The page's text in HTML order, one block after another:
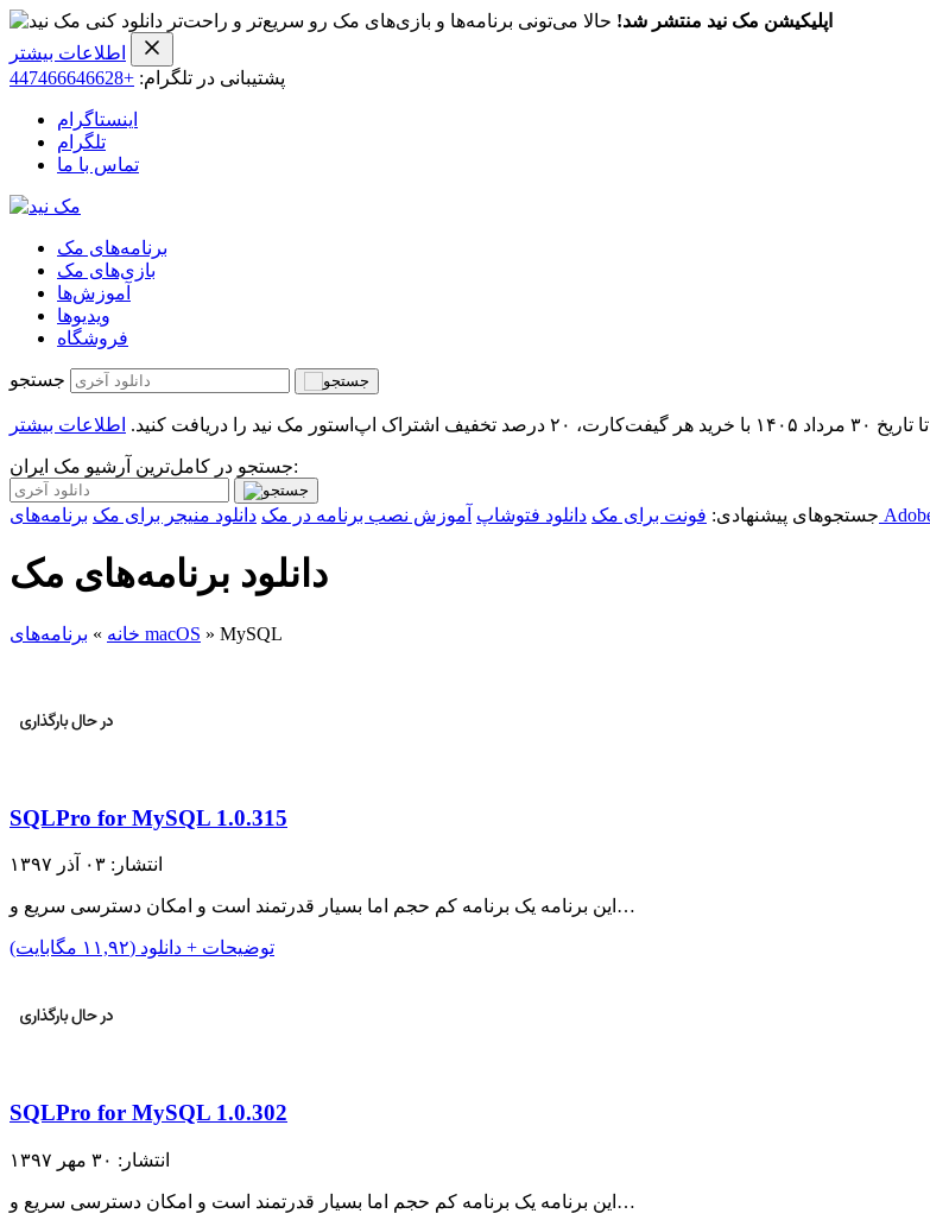
اپلیکیشن مک نید منتشر شد! حالا می‌تونی برنامه‌ها و بازی‌های مک رو سریع‌تر و راحت‌تر دانلود کنی
اطلاعات بیشتر
پشتیبانی در تلگرام: +447466646628
اینستاگرام
تلگرام
تماس با ما
برنامه‌های مک
بازی‌های مک
آموزش‌ها
ویدیو‌ها
فروشگاه
جستجو
تا تاریخ ۳۰ مرداد ۱۴۰۵ با خرید هر گیفت‌کارت، ۲۰ درصد تخفیف اشتراک اپ‌استور مک نید را دریافت کنید. اطلاعات بیشتر
جستجو در کامل‌ترین آرشیو مک ایران:
جستجوهای پیشنهادی: فونت برای مک دانلود فتوشاپ آموزش نصب برنامه در مک دانلود منیجر برای مک
دانلود برنامه‌های مک
خانه » برنامه‌های macOS » MySQL
SQLPro for MySQL 1.0.315
انتشار: ۰۳ آذر ۱۳۹۷
این برنامه یک برنامه کم حجم اما بسیار قدرتمند است و امکان دسترسی سریع و…
توضیحات + دانلود (۱۱,۹۲ مگابایت)
SQLPro for MySQL 1.0.302
انتشار: ۳۰ مهر ۱۳۹۷
این برنامه یک برنامه کم حجم اما بسیار قدرتمند است و امکان دسترسی سریع و…